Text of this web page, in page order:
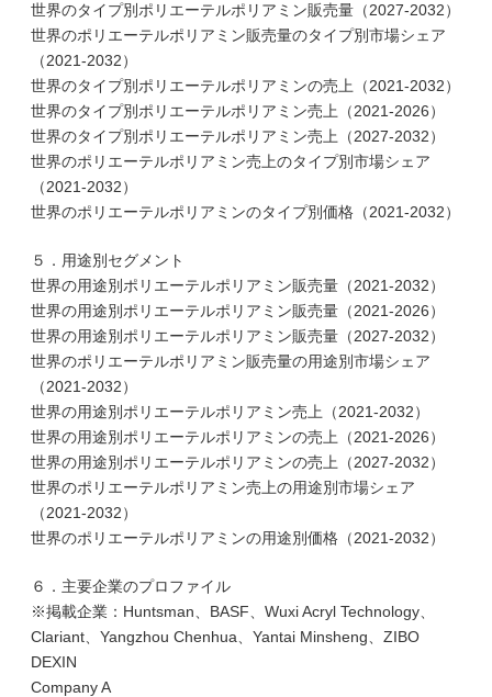
世界のタイプ別ポリエーテルポリアミン販売量（2027-2032）
世界のポリエーテルポリアミン販売量のタイプ別市場シェア
（2021-2032）
世界のタイプ別ポリエーテルポリアミンの売上（2021-2032）
世界のタイプ別ポリエーテルポリアミン売上（2021-2026）
世界のタイプ別ポリエーテルポリアミン売上（2027-2032）
世界のポリエーテルポリアミン売上のタイプ別市場シェア
（2021-2032）
世界のポリエーテルポリアミンのタイプ別価格（2021-2032）
５．用途別セグメント
世界の用途別ポリエーテルポリアミン販売量（2021-2032）
世界の用途別ポリエーテルポリアミン販売量（2021-2026）
世界の用途別ポリエーテルポリアミン販売量（2027-2032）
世界のポリエーテルポリアミン販売量の用途別市場シェア
（2021-2032）
世界の用途別ポリエーテルポリアミン売上（2021-2032）
世界の用途別ポリエーテルポリアミンの売上（2021-2026）
世界の用途別ポリエーテルポリアミンの売上（2027-2032）
世界のポリエーテルポリアミン売上の用途別市場シェア
（2021-2032）
世界のポリエーテルポリアミンの用途別価格（2021-2032）
６．主要企業のプロファイル
※掲載企業：Huntsman、BASF、Wuxi Acryl Technology、
Clariant、Yangzhou Chenhua、Yantai Minsheng、ZIBO
DEXIN
Company A